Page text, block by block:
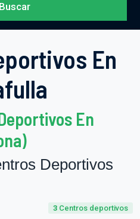
Buscar
En
En
Deportivos
3 Centros deportivos